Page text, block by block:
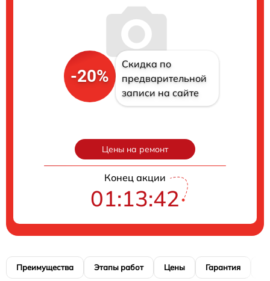
-20%
Скидка по
предварительной
записи на сайте
Цены на ремонт
Конец акции
01:13:41
Преимущества Этапы работ Цены Гарантия